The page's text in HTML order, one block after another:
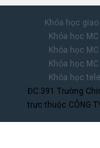
Khóa học
Khóa học
Khóa học
Khóa học
Khóa học
ĐC:391 Trường
trực thuộc CÔNG